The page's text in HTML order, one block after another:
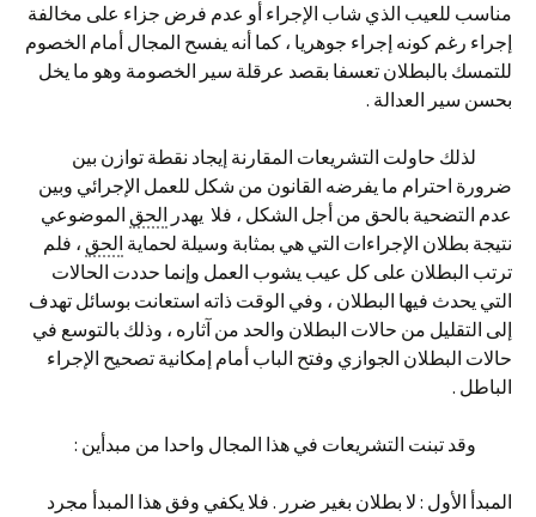
مناسب للعيب الذي شاب الإجراء أو عدم فرض جزاء على مخالفة
إجراء رغم كونه إجراء جوهريا ، كما أنه يفسح المجال أمام الخصوم
للتمسك بالبطلان تعسفا بقصد عرقلة سير الخصومة وهو ما يخل
بحسن سير العدالة .
لذلك حاولت التشريعات المقارنة إيجاد نقطة توازن بين
ضرورة احترام ما يفرضه القانون من شكل للعمل الإجرائي وبين
عدم التضحية بالحق من أجل الشكل ، فلا يهدر الحق الموضوعي
نتيجة بطلان الإجراءات التي هي بمثابة وسيلة لحماية الحق ، فلم
ترتب البطلان على كل عيب يشوب العمل وإنما حددت الحالات
التي يحدث فيها البطلان ، وفي الوقت ذاته استعانت بوسائل تهدف
إلى التقليل من حالات البطلان والحد من آثاره ، وذلك بالتوسع في
حالات البطلان الجوازي وفتح الباب أمام إمكانية تصحيح الإجراء
الباطل .
وقد تبنت التشريعات في هذا المجال واحدا من مبدأين :
المبدأ الأول : لا بطلان بغير ضرر . فلا يكفي وفق هذا المبدأ مجرد